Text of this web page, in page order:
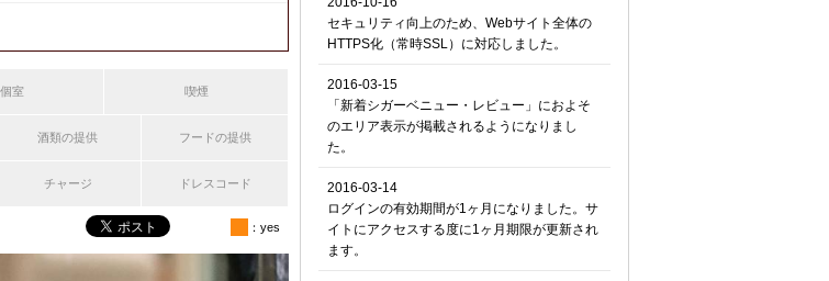
個室 喫煙
酒類の提供 フードの提供
チャージ ドレスコード
：yes
セキュリティ向上のため、Webサイト全体の
HTTPS化（常時SSL）に対応しました。
2016-03-15
「新着シガーベニュー・レビュー」におよそ
のエリア表示が掲載されるようになりまし
た。
2016-03-14
ログインの有効期間が1ヶ月になりました。サ
イトにアクセスする度に1ヶ月期限が更新され
ます。